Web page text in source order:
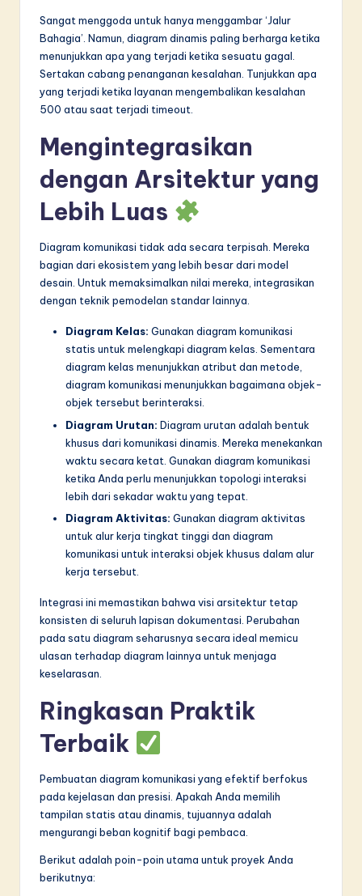
Sangat menggoda untuk hanya menggambar ‘Jalur
Bahagia’. Namun, diagram dinamis paling berharga ketika
menunjukkan apa yang terjadi ketika sesuatu gagal.
Sertakan cabang penanganan kesalahan. Tunjukkan apa
yang terjadi ketika layanan mengembalikan kesalahan
500 atau saat terjadi timeout.
Mengintegrasikan
dengan Arsitektur yang
Lebih Luas
Diagram komunikasi tidak ada secara terpisah. Mereka
bagian dari ekosistem yang lebih besar dari model
desain. Untuk memaksimalkan nilai mereka, integrasikan
dengan teknik pemodelan standar lainnya.
Diagram Kelas: Gunakan diagram komunikasi
statis untuk melengkapi diagram kelas. Sementara
diagram kelas menunjukkan atribut dan metode,
diagram komunikasi menunjukkan bagaimana objek-
objek tersebut berinteraksi.
Diagram Urutan: Diagram urutan adalah bentuk
khusus dari komunikasi dinamis. Mereka menekankan
waktu secara ketat. Gunakan diagram komunikasi
ketika Anda perlu menunjukkan topologi interaksi
lebih dari sekadar waktu yang tepat.
Diagram Aktivitas: Gunakan diagram aktivitas
untuk alur kerja tingkat tinggi dan diagram
komunikasi untuk interaksi objek khusus dalam alur
kerja tersebut.
Integrasi ini memastikan bahwa visi arsitektur tetap
konsisten di seluruh lapisan dokumentasi. Perubahan
pada satu diagram seharusnya secara ideal memicu
ulasan terhadap diagram lainnya untuk menjaga
keselarasan.
Ringkasan Praktik
Terbaik
Pembuatan diagram komunikasi yang efektif berfokus
pada kejelasan dan presisi. Apakah Anda memilih
tampilan statis atau dinamis, tujuannya adalah
mengurangi beban kognitif bagi pembaca.
Berikut adalah poin-poin utama untuk proyek Anda
berikutnya: